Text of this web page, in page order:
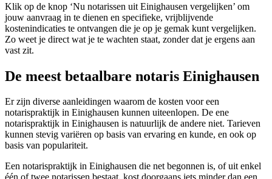
Klik op de knop ‘Nu notarissen uit Einighausen vergelijken’ om
jouw aanvraag in te dienen en specifieke, vrijblijvende
kostenindicaties te ontvangen die je op je gemak kunt vergelijken.
Zo weet je direct wat je te wachten staat, zonder dat je ergens aan
vast zit.
De meest betaalbare notaris Einighausen
Er zijn diverse aanleidingen waarom de kosten voor een
notarispraktijk in Einighausen kunnen uiteenlopen. De ene
notarispraktijk in Einighausen is natuurlijk de andere niet. Tarieven
kunnen stevig variëren op basis van ervaring en kunde, en ook op
basis van populariteit.
Een notarispraktijk in Einighausen die net begonnen is, of uit enkel